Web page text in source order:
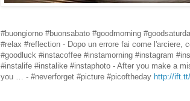
#buongiorno #buonsabato #goodmorning
#relax #reflection - Dopo un errore fai come l'arciere,
#goodluck #instacoffee #instamorning #instagram
#instalife #instalike #instaphoto - After you make a
you … - #neverforget #picture #picoftheday http://